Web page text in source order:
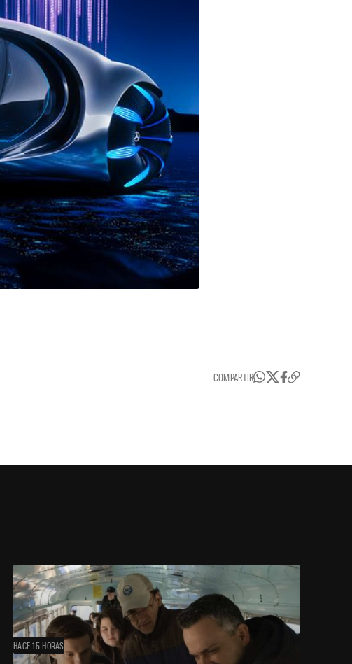
COMPARTIR
HACE 15 HORAS